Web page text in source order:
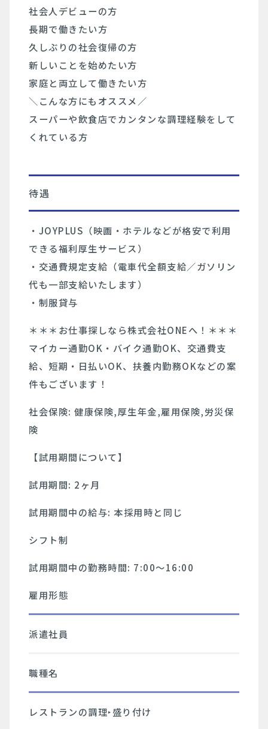
社会人デビューの方
⻑期で働きたい方
久しぶりの社会復帰の方
新しいことを始めたい方
家庭と両立して働きたい方
＼こんな方にもオススメ／
スーパーや飲食店でカンタンな調理経験をして
くれている方
待遇
・JOYPLUS（映画・ホテルなどが格安で利用
できる福利厚生サービス）
・交通費規定支給（電車代全額支給／ガソリン
代も一部支給いたします）
・制服貸与
＊＊＊お仕事探しなら株式会社ONEへ！＊＊＊
マイカー通勤OK・バイク通勤OK、交通費支
給、短期・日払いOK、扶養内勤務OKなどの案
件もございます！
社会保険: 健康保険,厚生年金,雇用保険,労災保
険
【試用期間について】
試用期間: 2ヶ月
試用期間中の給与: 本採用時と同じ
シフト制
試用期間中の勤務時間: 7:00～16:00
雇用形態
派遣社員
職種名
レストランの調理‣盛り付け